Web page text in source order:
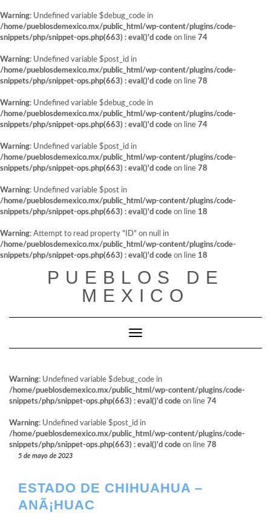
Warning: Undefined variable $debug_code in
/home/pueblosdemexico.mx/public_html/wp-content/plugins/code-
snippets/php/snippet-ops.php(663) : eval()'d code on line 74
Warning: Undefined variable $post_id in
/home/pueblosdemexico.mx/public_html/wp-content/plugins/code-
snippets/php/snippet-ops.php(663) : eval()'d code on line 78
Warning: Undefined variable $debug_code in
/home/pueblosdemexico.mx/public_html/wp-content/plugins/code-
snippets/php/snippet-ops.php(663) : eval()'d code on line 74
Warning: Undefined variable $post_id in
/home/pueblosdemexico.mx/public_html/wp-content/plugins/code-
snippets/php/snippet-ops.php(663) : eval()'d code on line 78
Warning: Undefined variable $post in
/home/pueblosdemexico.mx/public_html/wp-content/plugins/code-
snippets/php/snippet-ops.php(663) : eval()'d code on line 18
Warning: Attempt to read property "ID" on null in
/home/pueblosdemexico.mx/public_html/wp-content/plugins/code-
snippets/php/snippet-ops.php(663) : eval()'d code on line 18
PUEBLOS DE
MEXICO
Cambiar modo de navegación
Warning: Undefined variable $debug_code in
/home/pueblosdemexico.mx/public_html/wp-content/plugins/code-
snippets/php/snippet-ops.php(663) : eval()'d code on line 74
Warning: Undefined variable $post_id in
/home/pueblosdemexico.mx/public_html/wp-content/plugins/code-
snippets/php/snippet-ops.php(663) : eval()'d code on line 78
5 de mayo de 2023
ESTADO DE CHIHUAHUA –
ANÃ¡HUAC